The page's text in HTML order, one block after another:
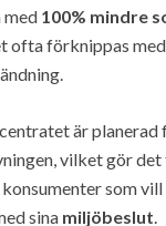
med 100% mindre
ofta förknippas
är planerad
vilket gör
som vill
sina miljöbeslut.